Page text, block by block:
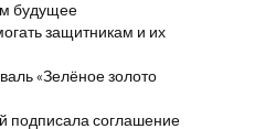
будущее
защитникам и их
«Зелёное золото
подписала соглашение